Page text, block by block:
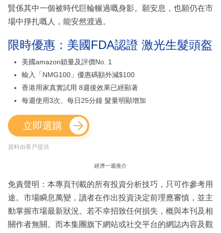
賢係其中一個被時代巨輪輾過嘅身影。願安息，也願仍在市
場中掙扎嘅人，能安然渡過。
限時優惠：美國FDA認證 激光生髮頭盔
美國amazon鎖量及評價No. 1
輸入「NMG100」優惠碼額外減$100
香港用家真實試用 8週後效果已經顯著
每週使用3次、每日25分鐘 髮量明顯增加
立即選購
資料由客戶提供
經濟一週推介
免責聲明：本專頁刊載的所有投資分析技巧，只可作參考用
途。市場瞬息萬變，讀者在作出投資決定前理應審慎，並主
動掌握市場最新狀況。若不幸招致任何損失，概與本刊及相
關作者無關。而本集團旗下網站或社交平台的網誌內容及觀